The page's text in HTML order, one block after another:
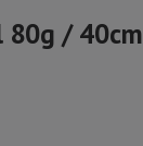
80g / 40cm